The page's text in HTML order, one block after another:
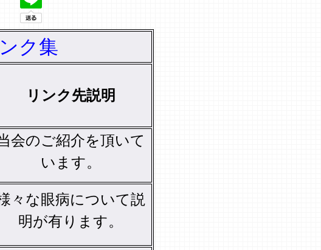
ク集
リンク先説明
会のご紹介を頂いて
います。
々な眼病について説
明が有ります。